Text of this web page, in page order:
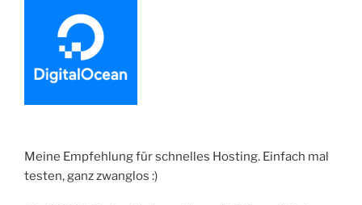
Meine Empfehlung für schnelles Hosting. Einfach mal
testen, ganz zwanglos :)